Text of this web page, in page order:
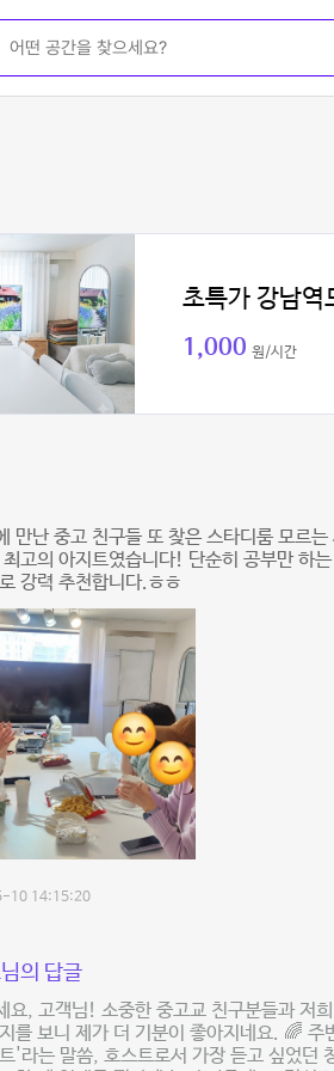
초특가 강남역
1,000 원/시간
만난 중고 친구들 또 찾은 스타디룸 모르
고의 아지트였습니다! 단순히 공부만 하
강력 추천합니다.ㅎㅎ
10 14:15:20
의 답글
요, 고객님! 소중한 중고교 친구분들과 저
를 보니 제가 더 기분이 좋아지네요. 🌈
'라는 말씀, 호스트로서 가장 듣고 싶었던